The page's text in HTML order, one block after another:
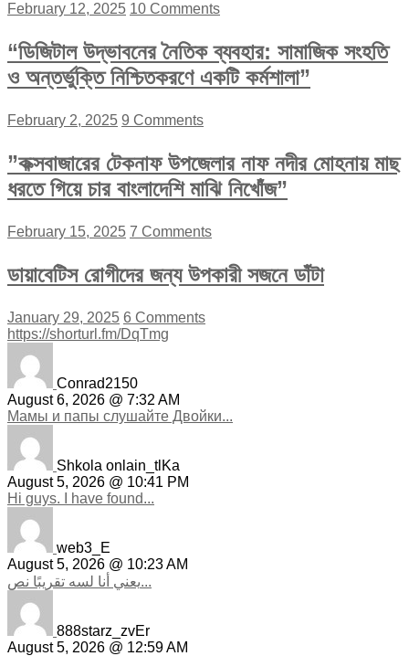
February 12, 2025 10 Comments
“ডিজিটাল উদ্ভাবনের নৈতিক ব্যবহার: সামাজিক সংহতি
ও অন্তর্ভুক্তি নিশ্চিতকরণে একটি কর্মশালা”
February 2, 2025 9 Comments
”কক্সবাজারের টেকনাফ উপজেলার নাফ নদীর মোহনায় মাছ
ধরতে গিয়ে চার বাংলাদেশি মাঝি নিখোঁজ”
February 15, 2025 7 Comments
ডায়াবেটিস রোগীদের জন্য উপকারী সজনে ডাঁটা
January 29, 2025 6 Comments
https://shorturl.fm/DqTmg
Conrad2150
August 6, 2026 @ 7:32 AM
Мамы и папы слушайте Двойки...
Shkola onlain_tlKa
August 5, 2026 @ 10:41 PM
Hi guys. I have found...
web3_E
August 5, 2026 @ 10:23 AM
يعني أنا لسه تقريبًا نص...
888starz_zvEr
August 5, 2026 @ 12:59 AM